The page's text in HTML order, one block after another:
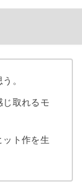
。
じ取れるモ
ット作を生